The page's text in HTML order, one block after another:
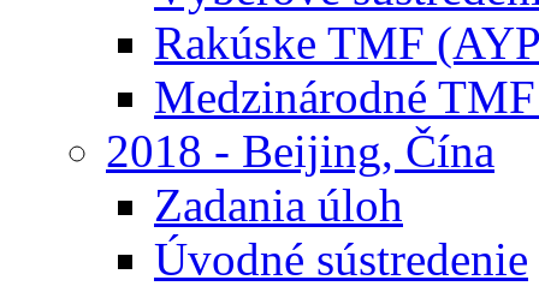
Rakúske TMF
Medzinárodné
2018 - Beijing, Čína
Zadania úloh
Úvodné sústredenie